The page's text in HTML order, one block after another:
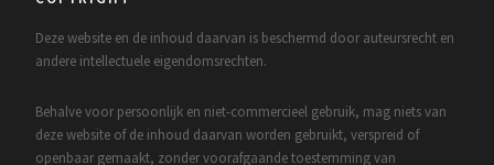
Deze website en de inhoud daarvan is beschermd door auteursrecht en
andere intellectuele eigendomsrechten.
Behalve voor persoonlijk en niet-commercieel gebruik, mag niets van
deze website of de inhoud daarvan worden gebruikt, verspreid of
openbaar gemaakt, zonder voorafgaande toestemming van